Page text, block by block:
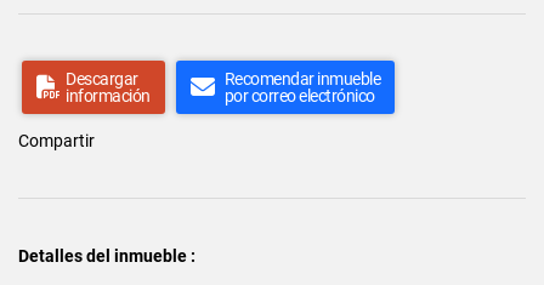
Descargar
información
Recomendar inmueble
por correo electrónico
Compartir
Detalles del inmueble :